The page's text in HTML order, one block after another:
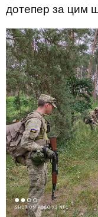
дотепер за цим